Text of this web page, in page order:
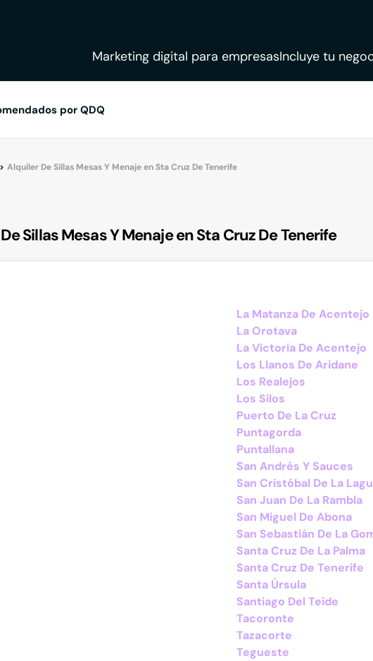
Marketing digital para empresasIncluye tu
por QDQ
Alquiler De Sillas Mesas Y Menaje en Sta Cruz De Tenerife
Sillas Mesas Y Menaje en Sta Cruz De Tenerife
La Matanza De Acentejo
La Orotava
La Victoria De Acentejo
Los Llanos De Aridane
Los Realejos
Los Silos
Puerto De La Cruz
Puntagorda
Puntallana
San Andrés Y Sauces
San Cristóbal De La
San Juan De La Rambla
San Miguel De Abona
San Sebastián De La
Santa Cruz De La Palma
Santa Cruz De Tenerife
Santa Úrsula
Santiago Del Teide
Tacoronte
Tazacorte
Tegueste